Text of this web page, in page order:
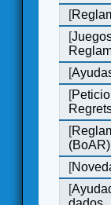
[
[
[
[
[
[
[